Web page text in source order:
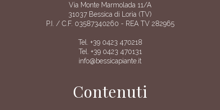
Via Monte Marmolada 11/A
31037 Bessica di Loria (TV)
P.I. / C.F. 03587340260 - REA TV 282965
Tel. +39 0423 470218
Tel. +39 0423 470131
info@bessicapiante.it
Contenuti